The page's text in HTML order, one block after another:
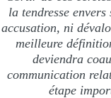
la tendresse
accusation, ni
meilleure
deviendra
communication
étape